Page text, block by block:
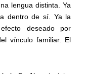
lengua distinta. Ya
dentro de sí. Ya la
deseado por
vínculo familiar. El